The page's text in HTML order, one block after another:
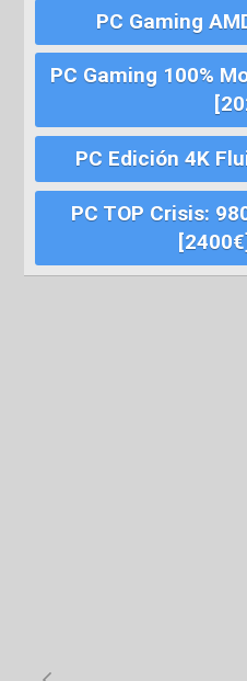
PC Gaming
PC Gaming 100%
PC Edición 4K
PC TOP Crisis: